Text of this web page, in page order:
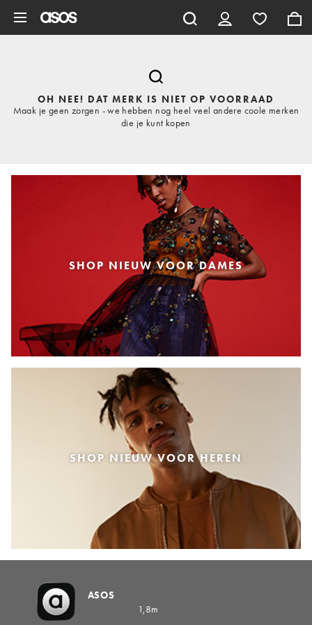
OH NEE! DAT MERK IS NIET OP VOORRAAD
Maak je geen zorgen - we hebben nog heel veel andere coole merken
die je kunt kopen
SHOP NIEUW VOOR DAMES
SHOP NIEUW VOOR HEREN
ASOS
1,8m